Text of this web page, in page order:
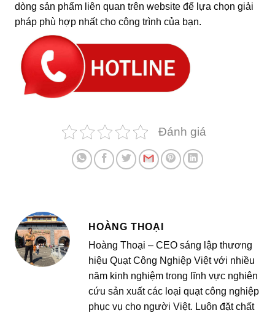
dòng sản phẩm liên quan trên website để lựa chọn giải
pháp phù hợp nhất cho công trình của bạn.
Đánh giá
HOÀNG THOẠI
Hoàng Thoại – CEO sáng lập thương
hiệu Quạt Công Nghiệp Việt với nhiều
năm kinh nghiệm trong lĩnh vực nghiên
cứu sản xuất các loại quạt công nghiệp
phục vụ cho người Việt. Luôn đặt chất